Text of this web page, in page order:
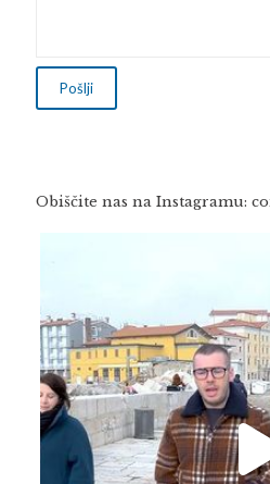
Obiščite nas na Instagramu: